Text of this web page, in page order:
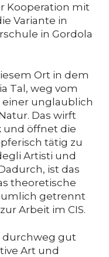
Kooperation mit
Variante in
in Gordola
Ort in dem
Tal, weg vom
einer unglaublich
Das wirft
und öffnet die
tätig zu
Artisti und
ist das
theoretische
getrennt
Arbeit im CIS.
durchweg gut
Art und